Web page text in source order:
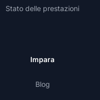
Stato delle prestazioni
Impara
Blog